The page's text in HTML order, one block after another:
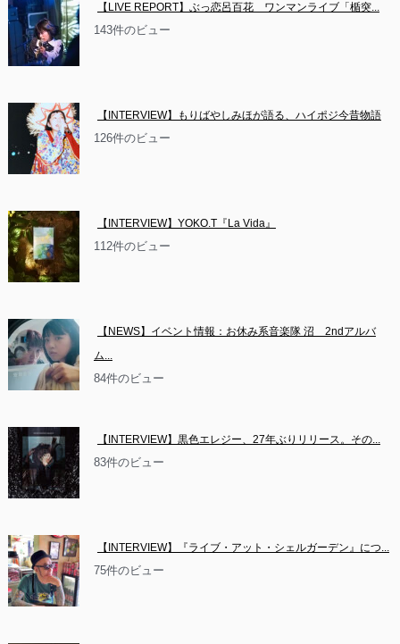
【LIVE REPORT】ぶっ恋呂百花　ワンマンライブ「楯突...
143件のビュー
【INTERVIEW】もりばやしみほが語る、ハイポジ今昔物語
126件のビュー
【INTERVIEW】YOKO.T『La Vida』
112件のビュー
【NEWS】イベント情報：お休み系音楽隊 沼　2ndアルバ
ム...
84件のビュー
【INTERVIEW】黒色エレジー、27年ぶりリリース。その...
83件のビュー
【INTERVIEW】『ライブ・アット・シェルガーデン』につ...
75件のビュー